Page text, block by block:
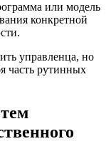
или модель
конкретной
управленца, но
часть рутинных